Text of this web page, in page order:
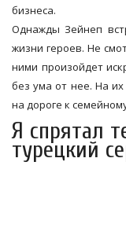
бизнеса.
Однажды Зейнеп
жизни героев. Не
ними произойдет
без ума от нее. На
на дороге к
Я спрятал
турецкий